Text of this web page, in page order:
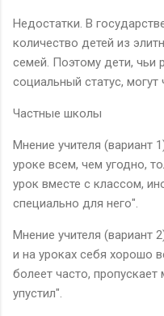
Недостатки. В
количество детей из
семей. Поэтому дети, чьи
социальный статус,
Частные школы
Мнение учителя (вариант
уроке всем, чем угодно,
урок вместе с классом,
специально для него".
Мнение учителя (вариант
и на уроках себя хорошо
болеет часто,
упустил".